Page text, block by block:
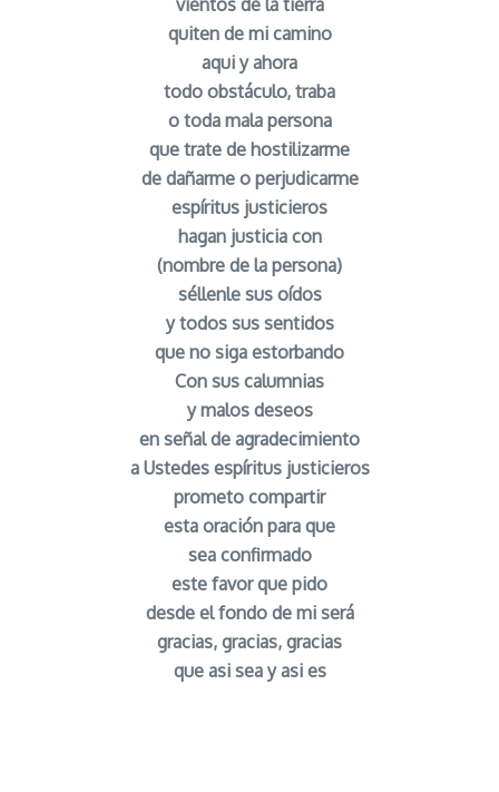
vientos de la tierra
quiten de mi camino
aqui y ahora
todo obstáculo, traba
o toda mala persona
que trate de hostilizarme
de dañarme o perjudicarme
espíritus justicieros
hagan justicia con
(nombre de la persona)
séllenle sus oídos
y todos sus sentidos
que no siga estorbando
Con sus calumnias
y malos deseos
en señal de agradecimiento
a Ustedes espíritus justicieros
prometo compartir
esta oración para que
sea confirmado
este favor que pido
desde el fondo de mi será
gracias, gracias, gracias
que asi sea y asi es